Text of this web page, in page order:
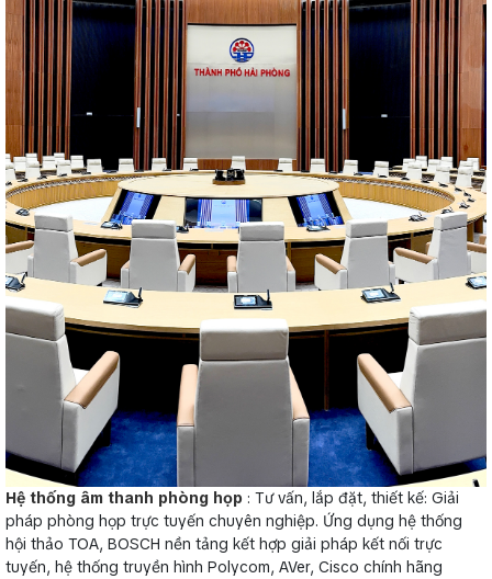
Hệ thống âm thanh phòng họp : Tư vấn, lắp đặt, thiết kế: Giải
pháp phòng họp trực tuyến chuyên nghiệp. Ứng dụng hệ thống
hội thảo TOA, BOSCH nền tảng kết hợp giải pháp kết nối trực
tuyến, hệ thống truyền hình Polycom, AVer, Cisco chính hãng